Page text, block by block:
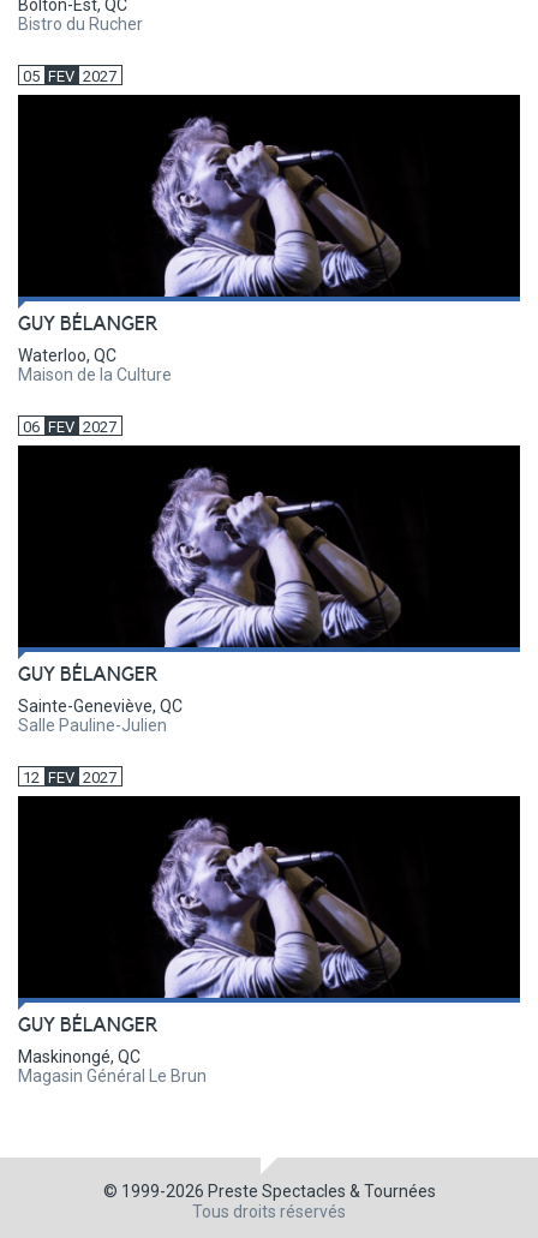
Bolton-Est, QC
Bistro du Rucher
05 FEV 2027
GUY BÉLANGER
Waterloo, QC
Maison de la Culture
06 FEV 2027
GUY BÉLANGER
Sainte-Geneviève, QC
Salle Pauline-Julien
12 FEV 2027
GUY BÉLANGER
Maskinongé, QC
Magasin Général Le Brun
© 1999-2026 Preste Spectacles & Tournées
Tous droits réservés